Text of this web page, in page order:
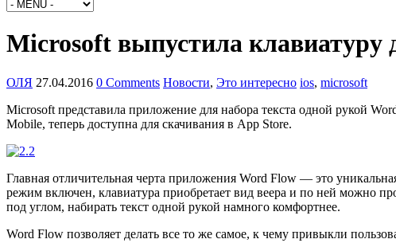
Microsoft выпустила клавиатуру
ОЛЯ 27.04.2016 0 Comments Новости, Это интересно ios, microsoft
Microsoft представила приложение для набора текста одной рукой
Mobile, теперь доступна для скачивания в App Store.
Главная отличительная черта приложения Word Flow — это
режим включен, клавиатура приобретает вид веера и по ней можно
под углом, набирать текст одной рукой намного комфортнее.
Word Flow позволяет делать все то же самое, к чему привыкли